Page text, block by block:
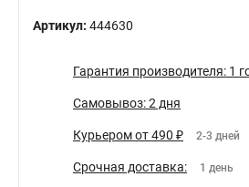
Артикул: 444630
Гарантия производителя: 1
Самовывоз: 2 дня
Курьером от 490 ₽ 2-3 дней
Срочная доставка: 1 день